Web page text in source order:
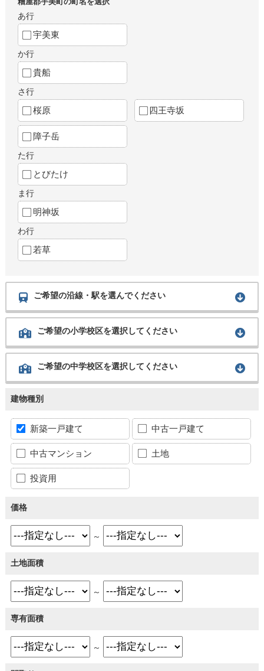
あ行
宇美東
か行
貴船
さ行
桜原 四王寺坂
障子岳
た行
とびたけ
ま行
明神坂
わ行
若草
ご希望の沿線・駅を選んでください
ご希望の小学校区を選択してください
ご希望の中学校区を選択してください
建物種別
新築一戸建て 中古一戸建て
中古マンション 土地
投資用
価格
～
土地面積
～
専有面積
～